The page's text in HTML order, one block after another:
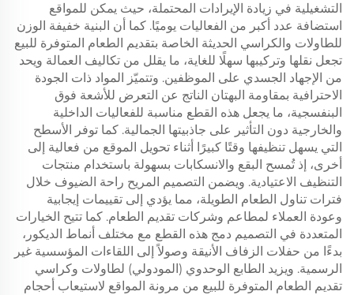
التشغيلية في زيادة الإيرادات المحتملة، حيث يمكن للمواقع
استضافة عدد أكبر من الفعاليات يوميًا. كما أن البنية خفيفة الوزن
للطاولات والكراسي الحديثة الخاصة بتقديم الطعام المتوفرة للبيع
تجعل نقلها وتركيبها سهلًا للغاية، ما يقلل من تكاليف العمالة ويحد
من الإجهاد الجسدي على الموظفين. وتتميّز المواد ذات الجودة
الاحترافية بمقاومة البهتان الناتج عن التعرض للأشعة فوق
البنفسجية، ما يجعل هذه القطع مناسبة للفعاليات الداخلية
والخارجية دون التأثير على جاذبيتها الجمالية. كما توفر الأسطح
التي يسهل تنظيفها وقتًا كبيرًا أثناء تحويل الموقع من فعالية إلى
أخرى، إذ تُمسح البقع والانسكابات بسهولة باستخدام منتجات
التنظيف الاعتيادية. ويضمن التصميم المريح راحة الضيوف خلال
فترات تناول الطعام الطويلة، مما يؤدي إلى تقييمات إيجابية
وعودة العملاء لمطاعم وشركات تقديم الطعام. كما تتيح الخيارات
المتعددة في التصميم دمج هذه القطع مع مختلف أنماط الديكور،
بدءًا من حفلات الزفاف الأنيقة وصولاً إلى اللقاءات المؤسسية غير
الرسمية. ويزيد الطابع الوحدوي (المودولي) لطاولات وكراسي
تقديم الطعام المتوفرة للبيع من مرونة المواقع لاستيعاب أحجام